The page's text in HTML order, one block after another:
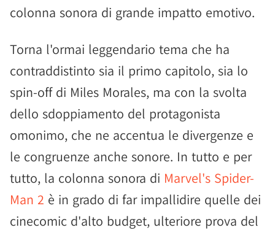
colonna sonora di grande impatto emotivo.
Torna l'ormai leggendario tema che ha
contraddistinto sia il primo capitolo, sia lo
spin-off di Miles Morales, ma con la svolta
dello sdoppiamento del protagonista
omonimo, che ne accentua le divergenze e
le congruenze anche sonore. In tutto e per
tutto, la colonna sonora di Marvel's Spider-
Man 2 è in grado di far impallidire quelle dei
cinecomic d'alto budget, ulteriore prova del